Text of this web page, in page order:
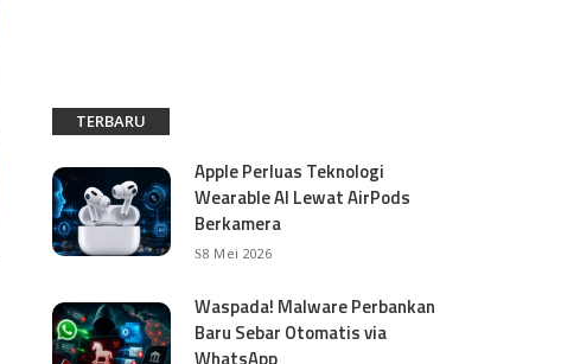
TERBARU
Apple Perluas Teknologi
Wearable AI Lewat AirPods
Berkamera
8 Mei 2026
Waspada! Malware Perbankan
Baru Sebar Otomatis via